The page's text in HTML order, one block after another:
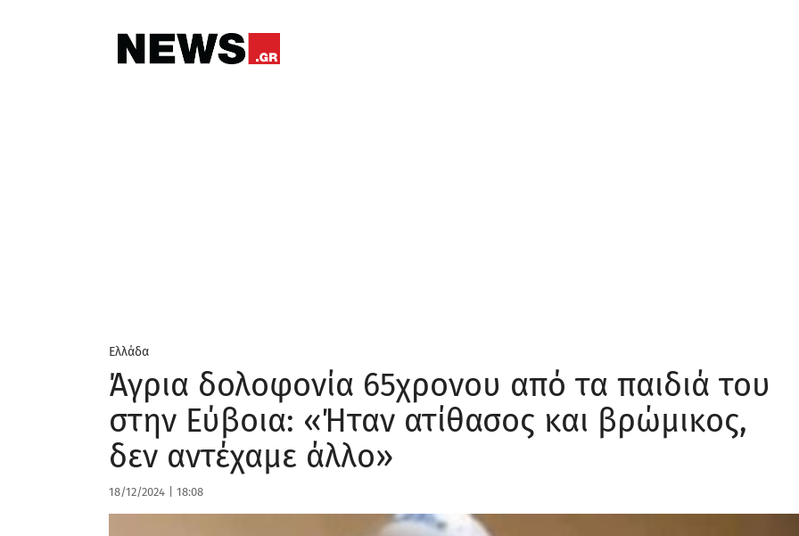
Ελλάδα
Άγρια δολοφονία 65χρονου από τα παιδιά του
στην Εύβοια: «Ήταν ατίθασος και βρώμικος,
δεν αντέχαμε άλλο»
18/12/2024 18:08